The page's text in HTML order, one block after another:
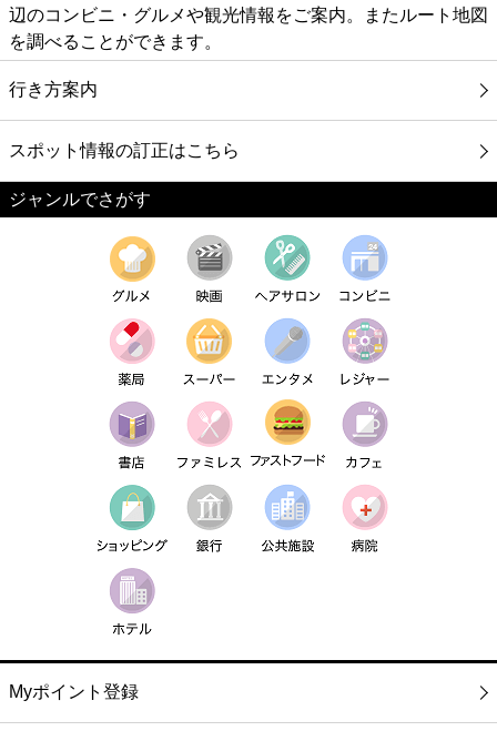
辺のコンビニ・グルメや観光情報をご案内。またルート地図
を調べることができます。
行き方案内
スポット情報の訂正はこちら
ジャンルでさがす
Myポイント登録